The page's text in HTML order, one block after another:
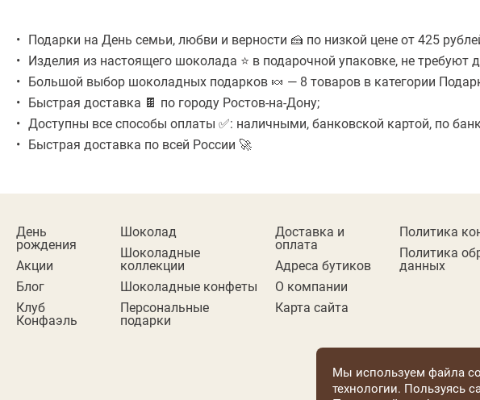
Подарки на День семьи, любви и верности 🍰 по низкой цене от 425
Изделия из настоящего шоколада ⭐ в подарочной упаковке, не требуют
Большой выбор шоколадных подарков 🍬 — 8 товаров в категории
Быстрая доставка 🍫 по городу Ростов-на-Дону;
Доступны все способы оплаты ✅: наличными, банковской картой, по
Быстрая доставка по всей России 🚀
День
рождения
Акции
Блог
Клуб
Конфаэль
Шоколад
Шоколадные
коллекции
Шоколадные конфеты
Персональные
подарки
Доставка и
оплата
Адреса бутиков
О компании
Карта сайта
Политика
Политика
данных
Мы используем файла
технологии. Пользуясь